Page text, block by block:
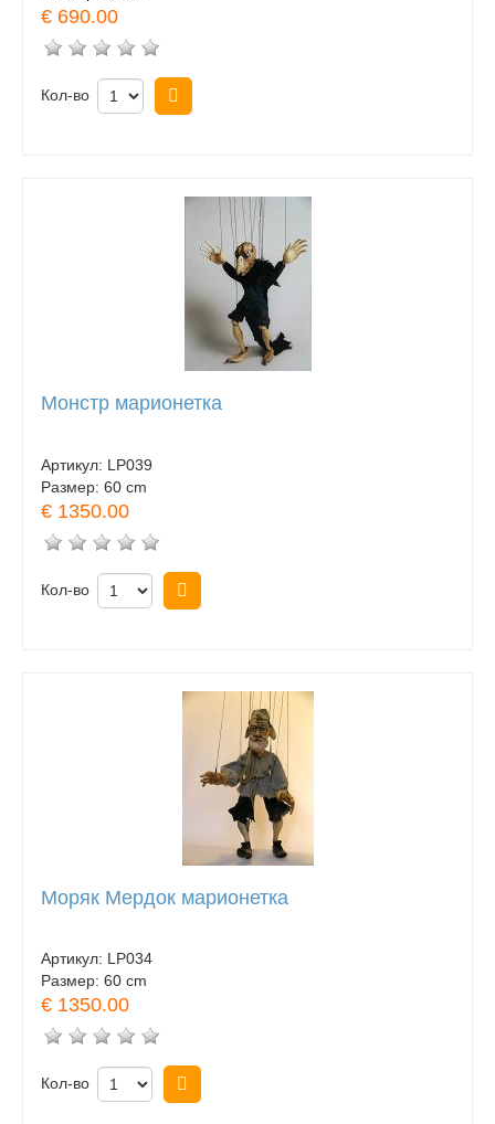
€ 690.00
Кол-во
Монстр марионетка
Артикул: LP039
Размер: 60 cm
€ 1350.00
Кол-во
Моряк Мердок марионетка
Артикул: LP034
Размер: 60 cm
€ 1350.00
Кол-во